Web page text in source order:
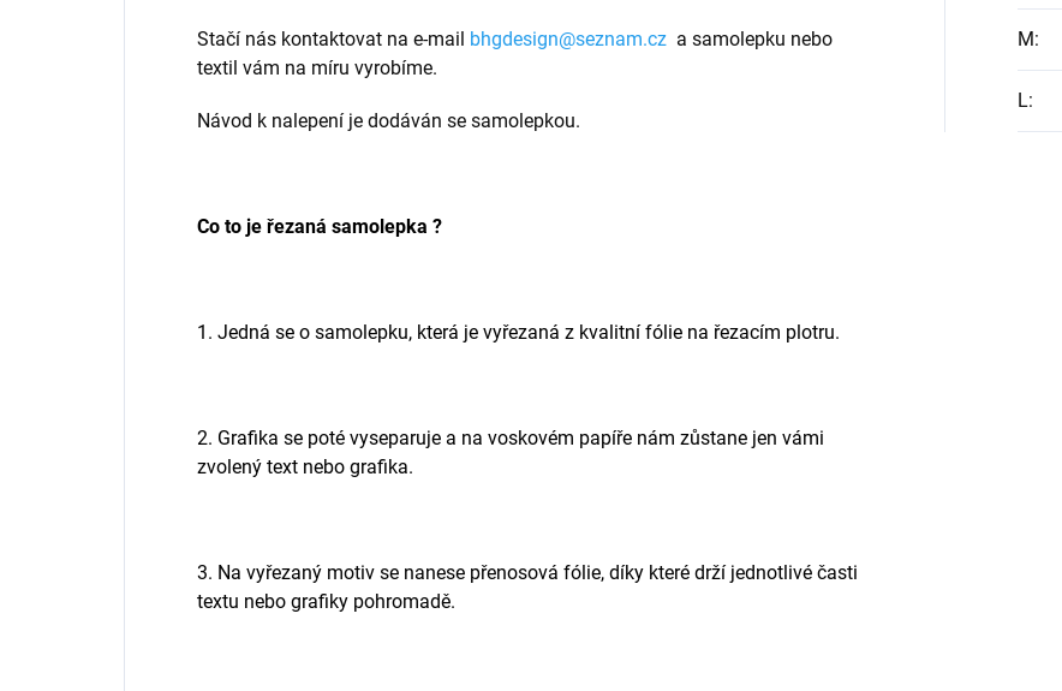
Stačí nás kontaktovat na e-mail bhgdesign@seznam.cz a samolepku nebo
textil vám na míru vyrobíme.
Návod k nalepení je dodáván se samolepkou.
Co to je řezaná samolepka ?
1. Jedná se o samolepku, která je vyřezaná z kvalitní fólie na řezacím plotru.
2. Grafika se poté vyseparuje a na voskovém papíře nám zůstane jen vámi
zvolený text nebo grafika.
3. Na vyřezaný motiv se nanese přenosová fólie, díky které drží jednotlivé časti
textu nebo grafiky pohromadě.
M:
L: